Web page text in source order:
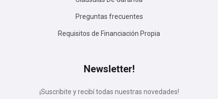
Preguntas frecuentes
Requisitos de Financiación Propia
Newsletter!
¡Suscribite y recibí todas nuestras novedades!